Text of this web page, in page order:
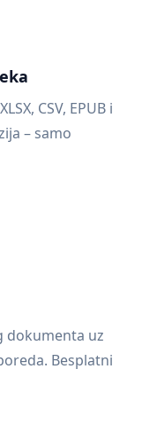
CSV, EPUB i
– samo
dokumenta uz
Besplatni